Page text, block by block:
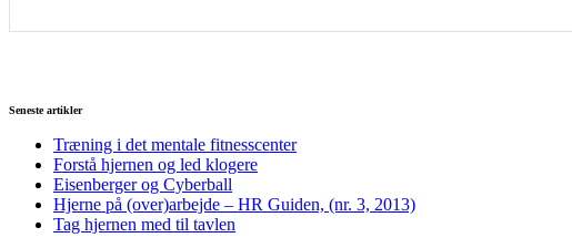
Seneste artikler
Træning i det mentale fitnesscenter
Forstå hjernen og led klogere
Eisenberger og Cyberball
Hjerne på (over)arbejde – HR Guiden, (nr. 3, 2013)
Tag hjernen med til tavlen